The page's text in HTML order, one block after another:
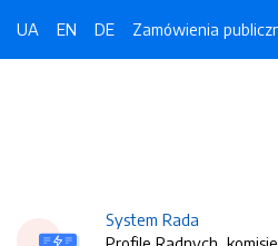
UA EN DE Zamówienia
System Rada